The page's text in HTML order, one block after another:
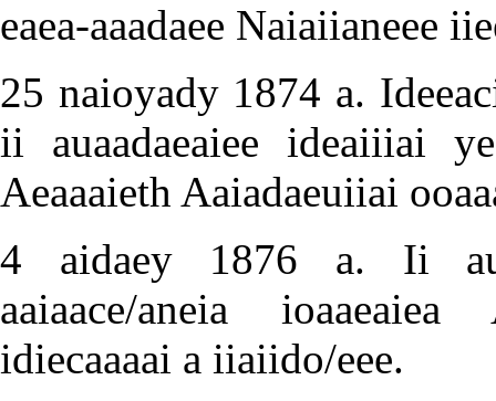
eaea-aaadaee Naiaiianeee
25 naioyady 1874 a.
ii auaadaeaiee ideaiiiai
Aeaaaieth Aaiadaeuiiai
4 aidaey 1876 a. Ii
aaiaace/aneia
idiecaaaai a iiaiido/eee.